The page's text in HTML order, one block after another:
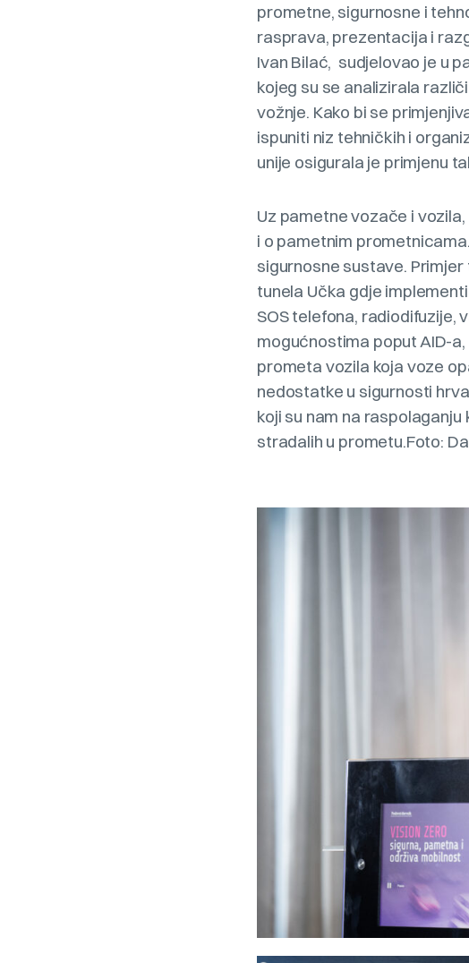
prometne, sigurnosne i
rasprava, prezentacija i
Ivan Bilać, sudjelovao je u
kojeg su se analizirala
vožnje. Kako bi se
ispuniti niz tehničkih i
unije osigurala je primjenu
Uz pametne vozače i
i o pametnim
sigurnosne sustave.
tunela Učka gdje
SOS telefona, radiodifuzije,
mogućnostima poput AID-
prometa vozila koja voze
nedostatke u sigurnosti
koji su nam na
stradalih u prometu.Foto: